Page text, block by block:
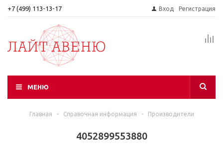
+7 (499) 113-13-17 Вход Регистрация
МЕНЮ
Главная - Справочная информация - Производители
4052899553880